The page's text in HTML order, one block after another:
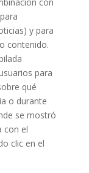
con
y para
contenido.
para
qué
o durante
se mostró
con el
clic en el